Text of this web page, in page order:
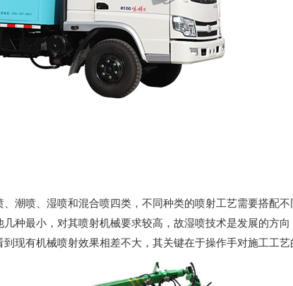
潮喷、湿喷和混合喷四类，不同种类的喷射工艺需要搭配
种最小，对其喷射机械要求较高，故湿喷技术是发展的方
现有机械喷射效果相差不大，其关键在于操作手对施工工艺